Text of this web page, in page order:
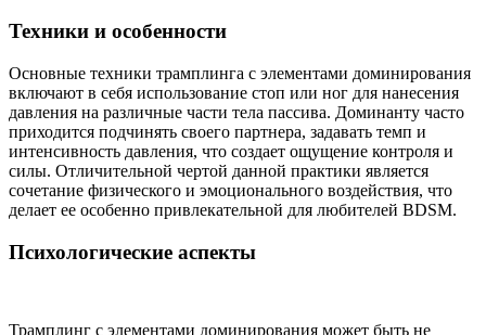
Техники и особенности
Основные техники трамплинга с элементами доминирования
включают в себя использование стоп или ног для нанесения
давления на различные части тела пассива. Доминанту часто
приходится подчинять своего партнера, задавать темп и
интенсивность давления, что создает ощущение контроля и
силы. Отличительной чертой данной практики является
сочетание физического и эмоционального воздействия, что
делает ее особенно привлекательной для любителей BDSM.
Психологические аспекты
Трамплинг с элементами доминирования может быть не